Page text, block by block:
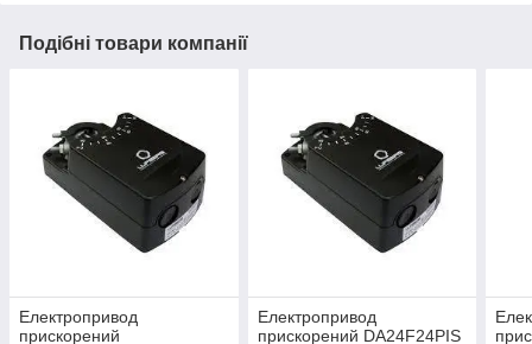
Подібні товари компанії
Електропривод
прискорений
Електропривод
прискорений DA24F24PIS